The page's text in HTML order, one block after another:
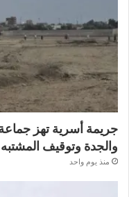
جريمة أسرية تهز
والجدة وتوقيف
منذ يوم واحد